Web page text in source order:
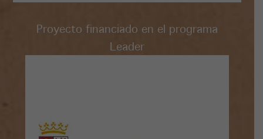
Proyecto financiado en el programa
Leader